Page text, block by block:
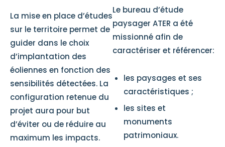
La mise en place d’études
sur le territoire permet de
guider dans le choix
d’implantation des
éoliennes en fonction des
sensibilités détectées. La
configuration retenue du
projet aura pour but
d’éviter ou de réduire au
maximum les impacts.
Le bureau d’étude
paysager ATER a été
missionné afin de
caractériser et référencer:
les paysages et ses
caractéristiques ;
les sites et
monuments
patrimoniaux.